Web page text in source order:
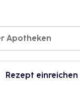
Rezept einreichen